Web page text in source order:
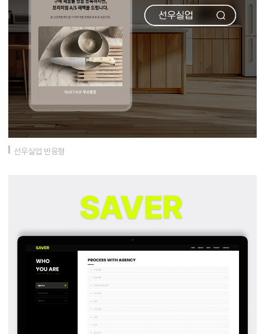
선우실업 반응형